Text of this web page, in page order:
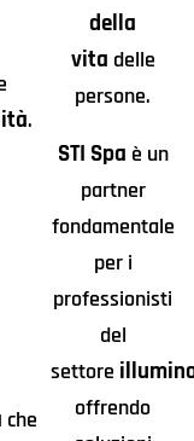
che
.
della
vita delle
persone.
STI Spa è un
partner
fondamentale
per i
professionisti
del
settore
offrendo